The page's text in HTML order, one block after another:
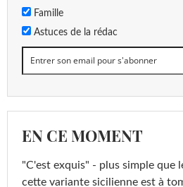
Famille
Astuces de la rédac
EN CE MOMENT
"C'est exquis" - plus simple que
cette variante sicilienne est à